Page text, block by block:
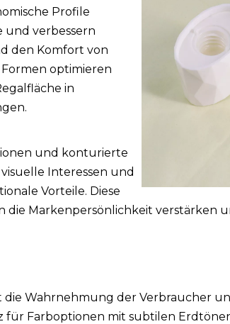
Profile
verbessern
den Komfort von
optimieren
in
und konturierte
Interessen und
Vorteile. Diese
die Markenpersönlichkeit verstärken
die Wahrnehmung der Verbraucher
für Farboptionen mit subtilen